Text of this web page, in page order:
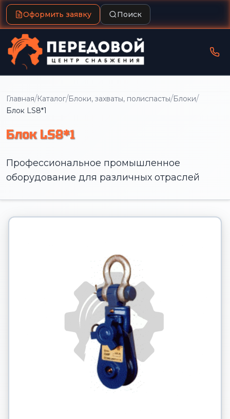
Оформить заявку Поиск
Главная/Каталог/Блоки, захваты, полиспасты/Блоки/
Блок LS8*1
Блок LS8*1
Профессиональное промышленное
оборудование для различных отраслей